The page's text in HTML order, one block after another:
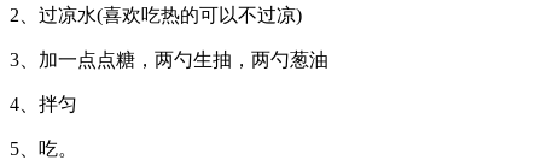
2、过凉水(喜欢吃热的可以不过凉)
3、加一点点糖，两勺生抽，两勺葱油
4、拌匀
5、吃。